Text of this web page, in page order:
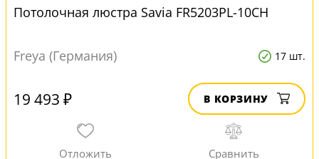
Потолочная люстра Savia FR5203PL-10CH
Freya (Германия) 17 шт.
19 493 ₽ В КОРЗИНУ